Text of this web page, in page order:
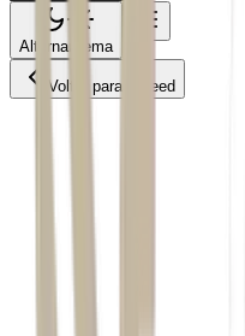
Alternar tema
Voltar para o Feed